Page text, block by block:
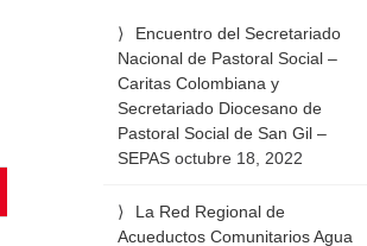
Encuentro del Secretariado
Nacional de Pastoral Social –
Caritas Colombiana y
Secretariado Diocesano de
Pastoral Social de San Gil –
SEPAS octubre 18, 2022
La Red Regional de
Acueductos Comunitarios Agua